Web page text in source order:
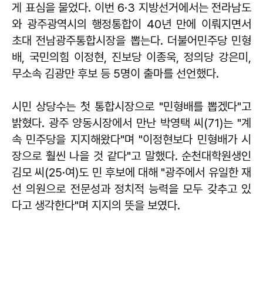
게 표심을 물었다. 이번 6·3 지방선거에서는 전라남도
와 광주광역시의 행정통합이 40년 만에 이뤄지면서
초대 전남광주통합시장을 뽑는다. 더불어민주당 민형
배, 국민의힘 이정현, 진보당 이종욱, 정의당 강은미,
무소속 김광만 후보 등 5명이 출마를 선언했다.
시민 상당수는 첫 통합시장으로 "민형배를 뽑겠다"고
밝혔다. 광주 양동시장에서 만난 박영택 씨(71)는 "계
속 민주당을 지지해왔다"며 "이정현보다 민형배가 시
장으로 훨씬 나을 것 같다"고 말했다. 순천대학원생인
김모 씨(25·여)도 민 후보에 대해 "광주에서 유일한 재
선 의원으로 전문성과 정치적 능력을 모두 갖추고 있
다고 생각한다"며 지지의 뜻을 보였다.